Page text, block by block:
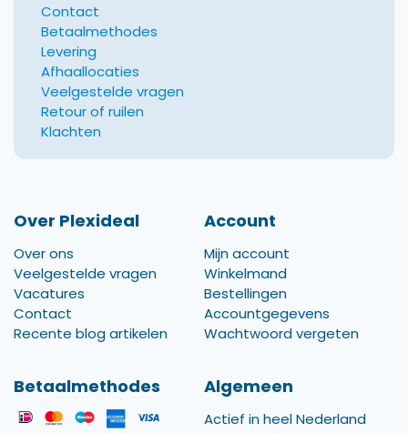
Contact
Betaalmethodes
Levering
Afhaallocaties
Veelgestelde vragen
Retour of ruilen
Klachten
Over Plexideal
Over ons
Veelgestelde vragen
Vacatures
Contact
Recente blog artikelen
Account
Mijn account
Winkelmand
Bestellingen
Accountgegevens
Wachtwoord vergeten
Betaalmethodes Algemeen
Actief in heel Nederland